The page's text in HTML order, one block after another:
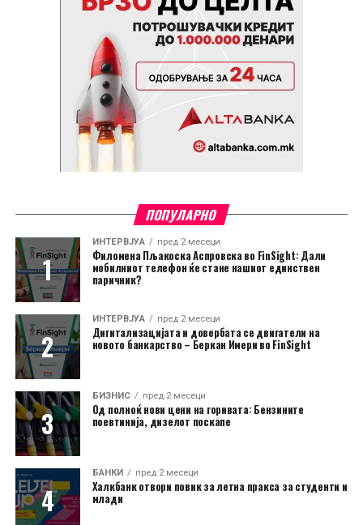
ПОПУЛАРНО
ИНТЕРВЈУА пред 2 месеци
Филомена Пљакоска Аспровска во FinSight: Дали
мобилниот телефон ќе стане нашиот единствен
паричник?
ИНТЕРВЈУА пред 2 месеци
Дигитализацијата и довербата се двигатели на
новото банкарство – Беркан Имери во FinSight
БИЗНИС пред 2 месеци
Од полноќ нови цени на горивата: Бензините
поевтинија, дизелот поскапе
БАНКИ пред 2 месеци
Халкбанк отвори повик за летна пракса за студенти и
млади